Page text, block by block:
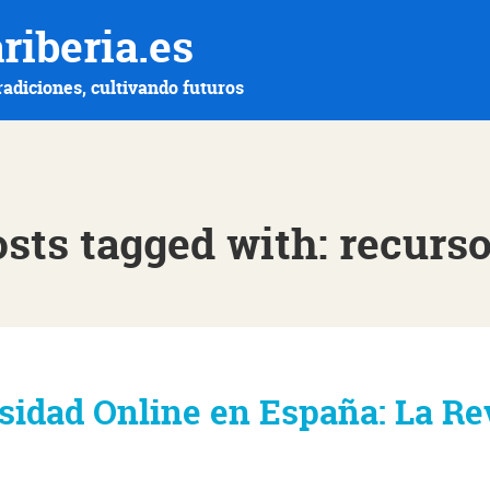
cultivando futuros
tagged with:
Online en España: La